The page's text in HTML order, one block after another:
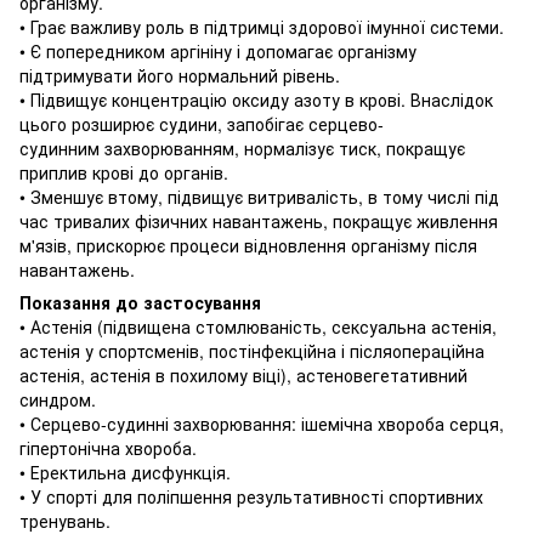
• Грає важливу роль в підтримці здорової імунної системи.
• Є попередником аргініну і допомагає організму
підтримувати його нормальний рівень.
• Підвищує концентрацію оксиду азоту в крові. Внаслідок
цього розширює судини, запобігає серцево-
судинним захворюванням, нормалізує тиск, покращує
приплив крові до органів.
• Зменшує втому, підвищує витривалість, в тому числі під
час тривалих фізичних навантажень, покращує живлення
м'язів, прискорює процеси відновлення організму після
навантажень.
Показання до застосування
• Астенія (підвищена стомлюваність, сексуальна астенія,
астенія у спортсменів, постінфекційна і післяопераційна
астенія, астенія в похилому віці), астеновегетативний
синдром.
• Серцево-судинні захворювання: ішемічна хвороба серця,
гіпертонічна хвороба.
• Еректильна дисфункція.
• У спорті для поліпшення результативності спортивних
тренувань.